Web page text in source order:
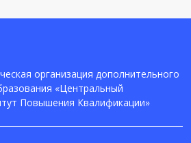
организация дополнительного
«Центральный
Повышения Квалификации»